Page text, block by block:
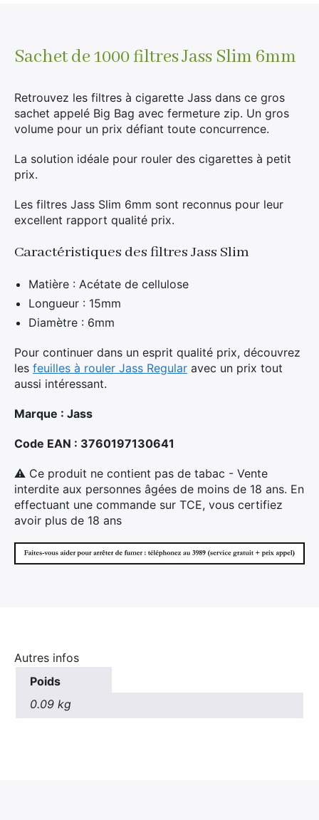
ce
Sachet de 1000 filtres Jass Slim 6mm
Retrouvez les filtres à cigarette Jass dans ce gros
sachet appelé Big Bag avec fermeture zip. Un gros
volume pour un prix défiant toute concurrence.
La solution idéale pour rouler des cigarettes à petit
prix.
Les filtres Jass Slim 6mm sont reconnus pour leur
excellent rapport qualité prix.
Caractéristiques des filtres Jass Slim
Matière : Acétate de cellulose
Longueur : 15mm
Diamètre : 6mm
Pour continuer dans un esprit qualité prix, découvrez
les feuilles à rouler Jass Regular avec un prix tout
aussi intéressant.
Marque : Jass
Code EAN : 3760197130641
⚠ Ce produit ne contient pas de tabac - Vente
interdite aux personnes âgées de moins de 18 ans. En
effectuant une commande sur TCE, vous certifiez
avoir plus de 18 ans
Autres infos
Poids
0.09 kg